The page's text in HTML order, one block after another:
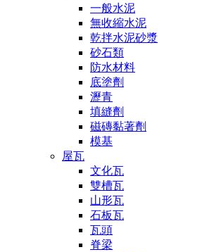
一般水泥
無收縮水泥
乾拌水泥砂漿
砂石類
防水材料
底塗劑
瀝青
填縫劑
磁磚黏著劑
模基
屋瓦
文化瓦
雙槽瓦
山形瓦
石板瓦
瓦頭
脊梁